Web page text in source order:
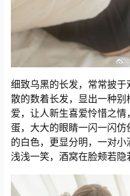
细致乌黑的长发，常常披
散的数着长发，显出一种
爱，让人新生喜爱怜惜之
蛋，大大的眼睛一闪一闪
的白色，更显分明，一对小
浅浅一笑，酒窝在脸颊若隐